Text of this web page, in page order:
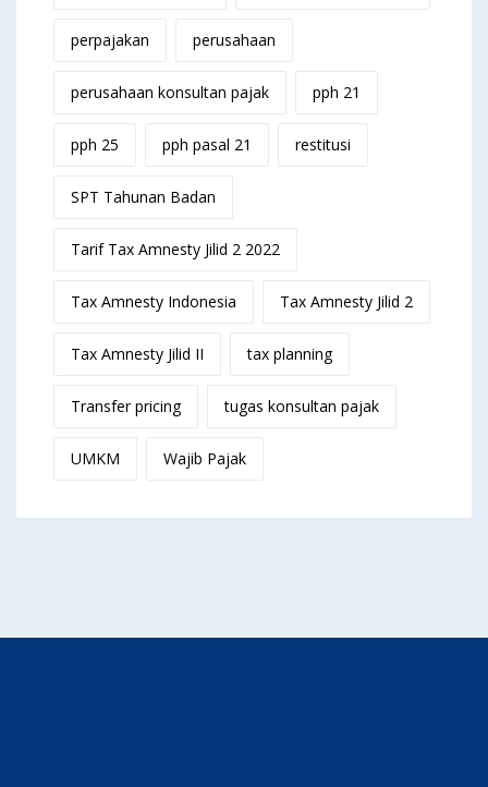
perpajakan perusahaan
perusahaan konsultan pajak pph 21
pph 25 pph pasal 21 restitusi
SPT Tahunan Badan
Tarif Tax Amnesty Jilid 2 2022
Tax Amnesty Indonesia Tax Amnesty Jilid 2
Tax Amnesty Jilid II tax planning
Transfer pricing tugas konsultan pajak
UMKM Wajib Pajak